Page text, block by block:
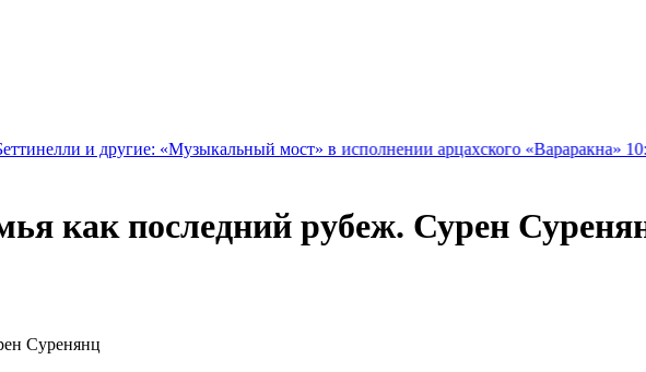
«Музыкальный мост» в исполнении арцахского «Вараракна» 10:50
как последний рубеж. Сурен